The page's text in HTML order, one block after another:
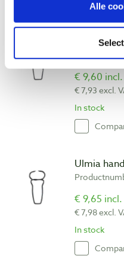
Alle
Ulmia
€ 9,60
€ 7,93 excl.
In stock
Ulmia
€ 9,65 incl.
€ 7,98 excl.
In stock